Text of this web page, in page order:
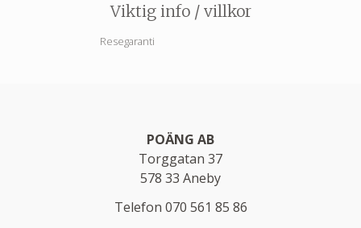
Viktig info / villkor
Resegaranti
POÄNG AB
Torggatan 37
578 33 Aneby
Telefon 070 561 85 86